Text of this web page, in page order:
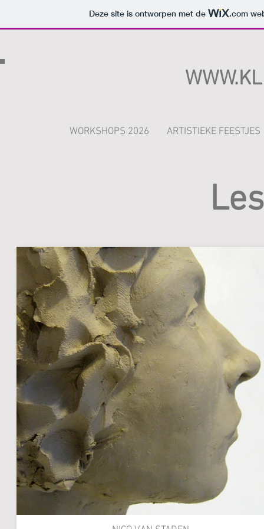
Deze site is ontworpen met de .com
WORKSHOPS 2026 ARTISTIEKE FEESTJES